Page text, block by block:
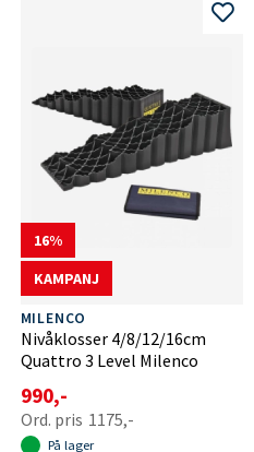
16
KAMPANJ
MILENCO
Nivåklosser 4/8/12/16cm
Quattro 3 Level Milenco
990,-
1175,-
På lager